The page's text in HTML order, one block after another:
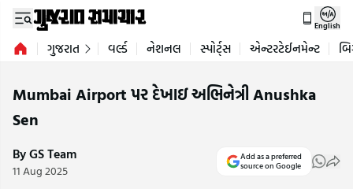
English
ગુજરાત વર્લ્ડ નેશનલ સ્પોર્ટ્સ એન્ટરટેઈનમેન્ટ
Mumbai Airport પર દેખાઇ અભિનેત્રી Anushka
Sen
By GS Team
11 Aug 2025
Add as a preferred
source on Google